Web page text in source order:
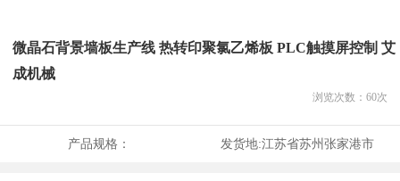
微晶石背景墙板生产线 热转印聚氯乙烯板 PLC触摸屏控制 艾
成机械
浏览次数： 60次
产品规格： 发货地:江苏省苏州张家港市